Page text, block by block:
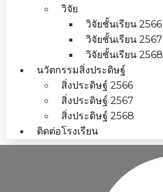
วิจัย
วิจัยชั้นเรียน 2566
วิจัยชั้นเรียน 2567
วิจัยชั้นเรียน 2568
นวัตกรรมสิ่งประดิษฐ์
สิ่งประดิษฐ์ 2566
สิ่งประดิษฐ์ 2567
สิ่งประดิษฐ์ 2568
ติดต่อโรงเรียน